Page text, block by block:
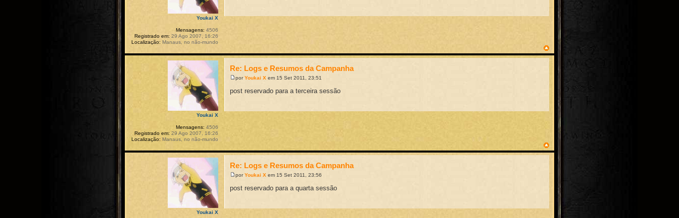
Youkai X
Mensagens: 4506
Registrado em: 29 Ago 2007, 16:26
Localização: Manaus, no não-mundo
Re: Logs e Resumos da Campanha
porYoukai X em 15 Set 2011, 23:51
post reservado para a terceira sessão
Youkai X
Mensagens: 4506
Registrado em: 29 Ago 2007, 16:26
Localização: Manaus, no não-mundo
Re: Logs e Resumos da Campanha
porYoukai X em 15 Set 2011, 23:56
post reservado para a quarta sessão
Youkai X